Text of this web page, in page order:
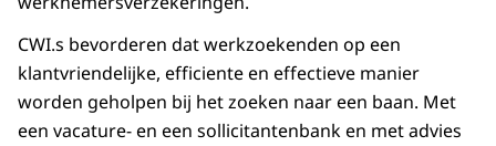
CWI.s bevorderen dat werkzoekenden op een
klantvriendelijke, efficiente en effectieve manier
worden geholpen bij het zoeken naar een baan. Met
een vacature- en een sollicitantenbank en met advies